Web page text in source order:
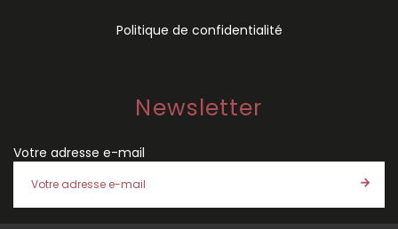
Politique de confidentialité
Newsletter
Votre adresse e-mail